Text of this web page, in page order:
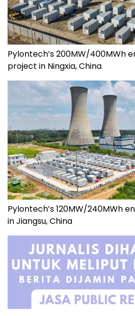
Pylontech’s 200MW/400MWh
project in Ningxia, China
Pylontech’s 120MW/240MWh
in Jiangsu, China